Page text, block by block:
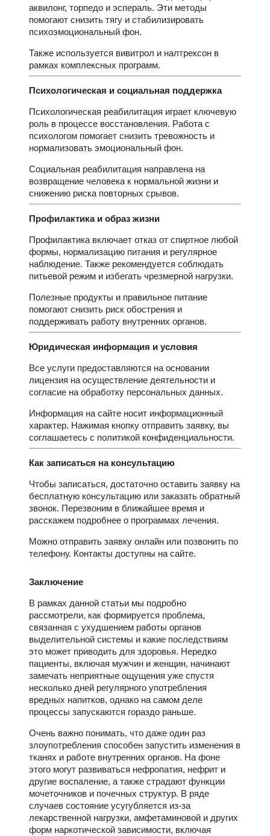
аквилонг, торпедо и эспераль. Эти методы
помогают снизить тягу и стабилизировать
психоэмоциональный фон.
Также используется вивитрол и налтрексон в
рамках комплексных программ.
Психологическая и социальная поддержка
Психологическая реабилитация играет ключевую
роль в процессе восстановления. Работа с
психологом помогает снизить тревожность и
нормализовать эмоциональный фон.
Социальная реабилитация направлена на
возвращение человека к нормальной жизни и
снижению риска повторных срывов.
Профилактика и образ жизни
Профилактика включает отказ от спиртное любой
формы, нормализацию питания и регулярное
наблюдение. Также рекомендуется соблюдать
питьевой режим и избегать чрезмерной нагрузки.
Полезные продукты и правильное питание
помогают снизить риск обострения и
поддерживать работу внутренних органов.
Юридическая информация и условия
Все услуги предоставляются на основании
лицензия на осуществление деятельности и
согласие на обработку персональных данных.
Информация на сайте носит информационный
характер. Нажимая кнопку отправить заявку, вы
соглашаетесь с политикой конфиденциальности.
Как записаться на консультацию
Чтобы записаться, достаточно оставить заявку на
бесплатную консультацию или заказать обратный
звонок. Перезвоним в ближайшее время и
расскажем подробнее о программах лечения.
Можно отправить заявку онлайн или позвонить по
телефону. Контакты доступны на сайте.
Заключение
В рамках данной статьи мы подробно
рассмотрели, как формируется проблема,
связанная с ухудшением работы органов
выделительной системы и какие последствиям
это может приводить для здоровья. Нередко
пациенты, включая мужчин и женщин, начинают
замечать неприятные ощущения уже спустя
несколько дней регулярного употребления
вредных напитков, однако на самом деле
процессы запускаются гораздо раньше.
Очень важно понимать, что даже один раз
злоупотребления способен запустить изменения в
тканях и работе внутренних органов. На фоне
этого могут развиваться нефропатия, нефрит и
другие воспаление, а также страдают функции
мочеточников и почечных структур. В ряде
случаев состояние усугубляется из-за
лекарственной нагрузки, амфетаминовой и других
форм наркотической зависимости, включая